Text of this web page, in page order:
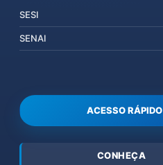
SESI
SENAI
ACESSO RÁPIDO
CONHEÇA